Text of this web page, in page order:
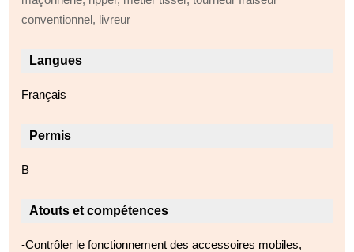
conventionnel, livreur
Langues
Français
Permis
B
Atouts et compétences
-Contrôler le fonctionnement des accessoires mobiles,